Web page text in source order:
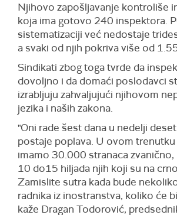
Njihovo zapošljavanje kontroliše
koja ima gotovo 240 inspektora.
sistematizaciji već nedostaje
a svaki od njih pokriva više od
Sindikati zbog toga tvrde da
dovoljno i da domaći poslodavci
izrabljuju zahvaljujući njihovom
jezika i naših zakona.
"Oni rade šest dana u nedelji
postaje poplava. U ovom trenutku
imamo 30.000 stranaca
10 do15 hiljada njih koji su na
Zamislite sutra kada bude
radnika iz inostranstva, koliko će
kaže Dragan Todorović,